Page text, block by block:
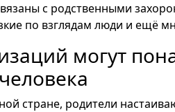
с родственными
по взглядам люди и ещё
могут
стране, родители